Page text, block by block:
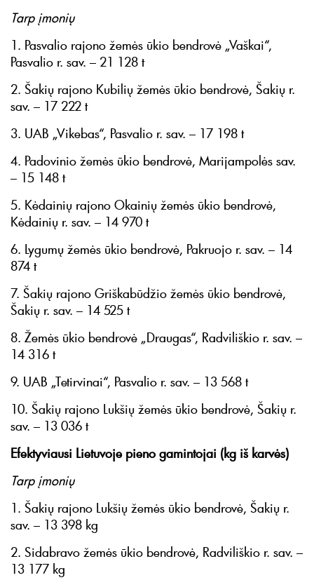
Tarp įmonių
1. Pasvalio rajono žemės ūkio bendrovė „Vaškai“,
Pasvalio r. sav. – 21 128 t
2. Šakių rajono Kubilių žemės ūkio bendrovė, Šakių r.
sav. – 17 222 t
3. UAB „Vikebas“, Pasvalio r. sav. – 17 198 t
4. Padovinio žemės ūkio bendrovė, Marijampolės sav.
– 15 148 t
5. Kėdainių rajono Okainių žemės ūkio bendrovė,
Kėdainių r. sav. – 14 970 t
6. Lygumų žemės ūkio bendrovė, Pakruojo r. sav. – 14
874 t
7. Šakių rajono Griškabūdžio žemės ūkio bendrovė,
Šakių r. sav. – 14 525 t
8. Žemės ūkio bendrovė „Draugas“, Radviliškio r. sav. –
14 316 t
9. UAB „Tetirvinai“, Pasvalio r. sav. – 13 568 t
10. Šakių rajono Lukšių žemės ūkio bendrovė, Šakių r.
sav. – 13 036 t
Efektyviausi Lietuvoje pieno gamintojai (kg iš karvės)
Tarp įmonių
1. Šakių rajono Lukšių žemės ūkio bendrovė, Šakių r.
sav. – 13 398 kg
2. Sidabravo žemės ūkio bendrovė, Radviliškio r. sav. –
13 177 kg